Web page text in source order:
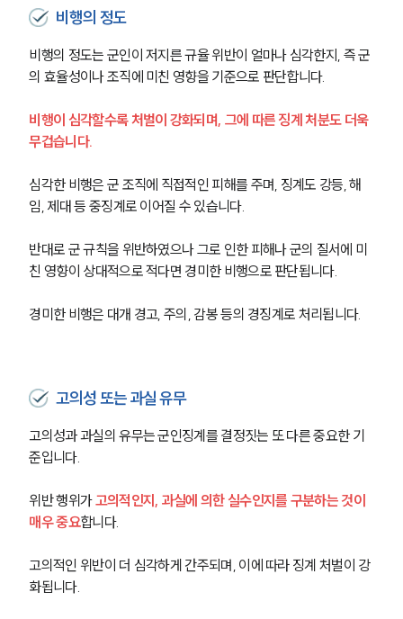
비행의 정도
비행의 정도는 군인이 저지른 규율 위반이 얼마나 심각한지, 즉 군
의 효율성이나 조직에 미친 영향을 기준으로 판단합니다.
비행이 심각할수록 처벌이 강화되며, 그에 따른 징계 처분도 더욱
무겁습니다.
심각한 비행은 군 조직에 직접적인 피해를 주며, 징계도 강등, 해
임, 제대 등 중징계로 이어질 수 있습니다.
반대로 군 규칙을 위반하였으나 그로 인한 피해나 군의 질서에 미
친 영향이 상대적으로 적다면 경미한 비행으로 판단됩니다.
경미한 비행은 대개 경고, 주의, 감봉 등의 경징계로 처리됩니다.
고의성 또는 과실 유무
고의성과 과실의 유무는 군인징계를 결정짓는 또 다른 중요한 기
준입니다.
위반 행위가 고의적인지, 과실에 의한 실수인지를 구분하는 것이
매우 중요합니다.
고의적인 위반이 더 심각하게 간주되며, 이에 따라 징계 처벌이 강
화됩니다.